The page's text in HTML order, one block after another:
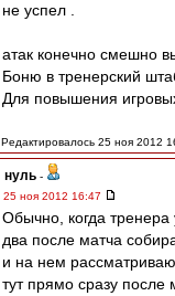
не успел .
атак конечно смешно
Боню в тренерский
Для повышения
Редактировалось 25 ноя 2012
нуль -
25 ноя 2012 16:47
Обычно, когда тренера
два после матча
и на нем
тут прямо сразу после